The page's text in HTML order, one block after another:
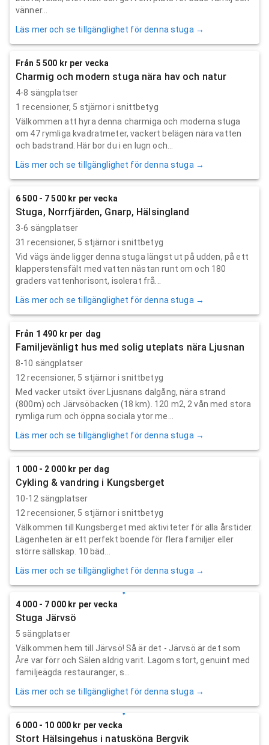
vänner...
Läs mer och se tillgänglighet för denna stuga →
Från 5 500 kr per vecka
Charmig och modern stuga nära hav och natur
4-8 sängplatser
1 recensioner, 5 stjärnor i snittbetyg
Välkommen att hyra denna charmiga och moderna stuga
om 47 rymliga kvadratmeter, vackert belägen nära vatten
och badstrand. Här bor du i en lugn och...
Läs mer och se tillgänglighet för denna stuga →
6 500 - 7 500 kr per vecka
Stuga, Norrfjärden, Gnarp, Hälsingland
3-6 sängplatser
31 recensioner, 5 stjärnor i snittbetyg
Vid vägs ände ligger denna stuga längst ut på udden, på ett
klapperstensfält med vatten nästan runt om och 180
graders vattenhorisont, isolerat frå...
Läs mer och se tillgänglighet för denna stuga →
Från 1 490 kr per dag
Familjevänligt hus med solig uteplats nära Ljusnan
8-10 sängplatser
12 recensioner, 5 stjärnor i snittbetyg
Med vacker utsikt över Ljusnans dalgång, nära strand
(800m) och Järvsöbacken (18 km). 120 m2, 2 vån med stora
rymliga rum och öppna sociala ytor me...
Läs mer och se tillgänglighet för denna stuga →
1 000 - 2 000 kr per dag
Cykling & vandring i Kungsberget
10-12 sängplatser
12 recensioner, 5 stjärnor i snittbetyg
Välkommen till Kungsberget med aktiviteter för alla årstider.
Lägenheten är ett perfekt boende för flera familjer eller
större sällskap. 10 bäd...
Läs mer och se tillgänglighet för denna stuga →
4 000 - 7 000 kr per vecka
Stuga Järvsö
5 sängplatser
Välkommen hem till Järvsö! Så är det - Järvsö är det som
Åre var förr och Sälen aldrig varit. Lagom stort, genuint med
familjeägda restauranger, s...
Läs mer och se tillgänglighet för denna stuga →
6 000 - 10 000 kr per vecka
Stort Hälsingehus i natusköna Bergvik